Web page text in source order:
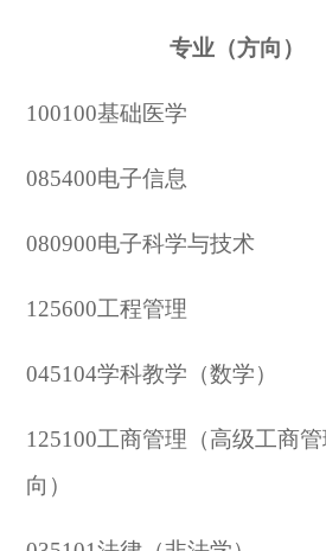
专业（方向）
100100基础医学
085400电子信息
080900电子科学与技术
125600工程管理
045104学科教学（数学）
125100工商管理（高级工商
向）